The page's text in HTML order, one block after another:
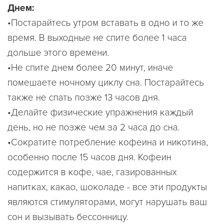
Днем:
•Постарайтесь утром вставать в одно и то же
время. В выходные не спите более 1 часа
дольше этого времени.
•Не спите днем более 20 минут, иначе
помешаете ночному циклу сна. Постарайтесь
также не спать позже 13 часов дня.
•Делайте физические упражнения каждый
день, но не позже чем за 2 часа до сна.
•Сократите потребление кофеина и никотина,
особенно после 15 часов дня. Кофеин
содержится в кофе, чае, газированных
напитках, какао, шоколаде - все эти продукты
являются стимуляторами, могут нарушать ваш
сон и вызывать бессонницу.